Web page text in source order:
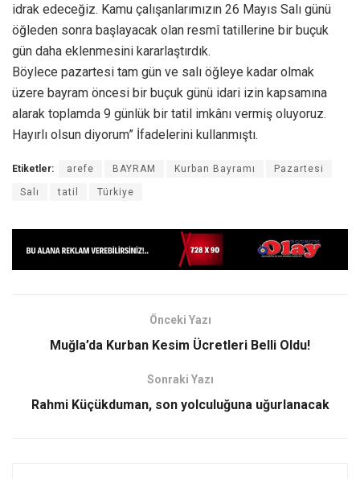
idrak edeceğiz. Kamu çalışanlarımızın 26 Mayıs Salı günü
öğleden sonra başlayacak olan resmî tatillerine bir buçuk
gün daha eklenmesini kararlaştırdık.
Böylece pazartesi tam gün ve salı öğleye kadar olmak
üzere bayram öncesi bir buçuk günü idari izin kapsamına
alarak toplamda 9 günlük bir tatil imkânı vermiş oluyoruz.
Hayırlı olsun diyorum” İfadelerini kullanmıştı.
Etiketler: arefe BAYRAM Kurban Bayramı Pazartesi
Salı tatil Türkiye
Önceki Yazı
Muğla’da Kurban Kesim Ücretleri Belli Oldu!
Sonraki Yazı
Rahmi Küçükduman, son yolculuğuna uğurlanacak